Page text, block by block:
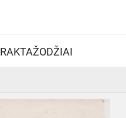
RAKTAŽODŽIAI